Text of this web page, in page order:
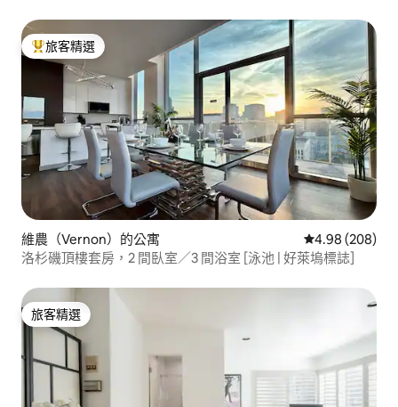
旅客精選榜首
旅客精選
維農（Vernon）的公寓 從 208 則評價
4.98 (208)
洛杉磯頂樓套房，2 間臥室／3 間浴室 [泳池 | 好萊塢標誌]
旅客精選
旅客精選